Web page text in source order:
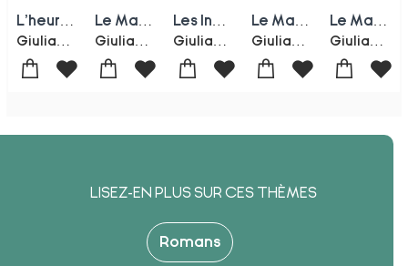
Romans
LISEZ-EN PLUS SUR CES THÈMES